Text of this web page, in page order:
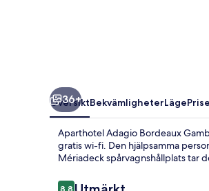
36+
ÖversiktBekvämligheterLäge
Aparthotel Adagio Bordeaux
gratis wi-fi. Den hjälpsamma
Mériadeck spårvagnshållplats tar
Recensioner
8,8